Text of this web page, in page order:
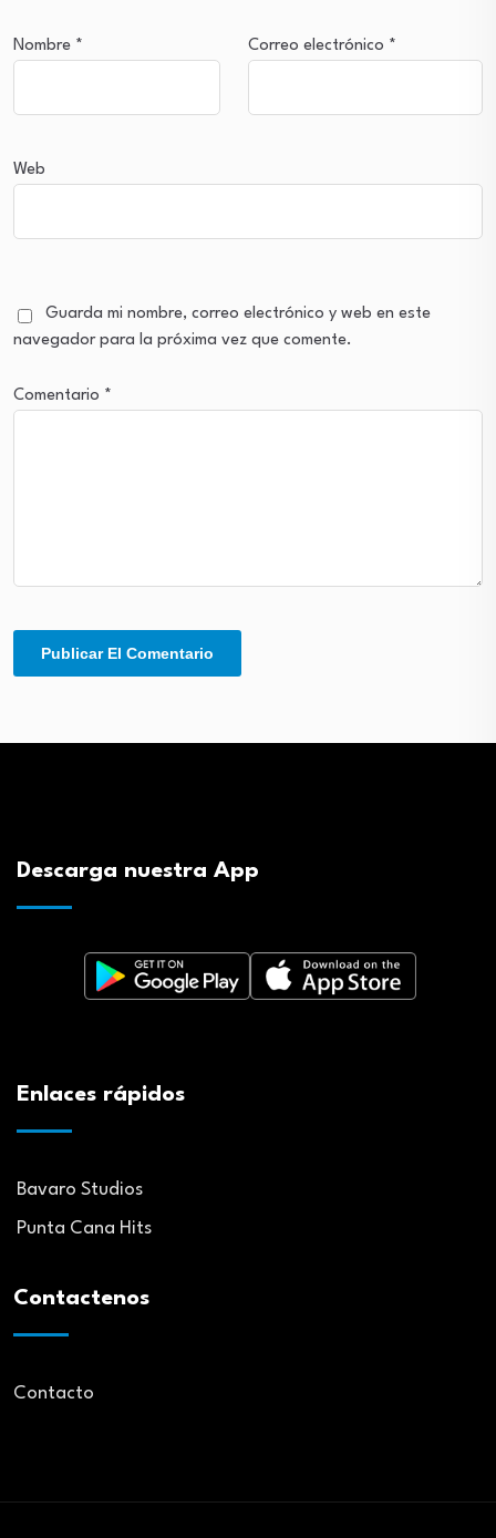
Nombre * Correo electrónico *
Web
Guarda mi nombre, correo electrónico y web en este
navegador para la próxima vez que comente.
Comentario *
Descarga nuestra App
Enlaces rápidos
Bavaro Studios
Punta Cana Hits
Contactenos
Contacto